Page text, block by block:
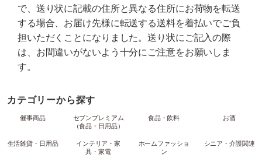
で、送り状に記載の住所と異なる住所にお荷物を転送
する場合、お届け先様に転送する送料を着払いでご負
担いただくことになりました。送り状にご記入の際
は、お間違いがないよう十分にご注意をお願いしま
す。
カテゴリーから探す
催事商品
セブンプレミアム
（食品・日用品）
食品・飲料 お酒
生活雑貨・日用品
インテリア・家
具・家電
ホームファッショ
ン
シニア・介護関連